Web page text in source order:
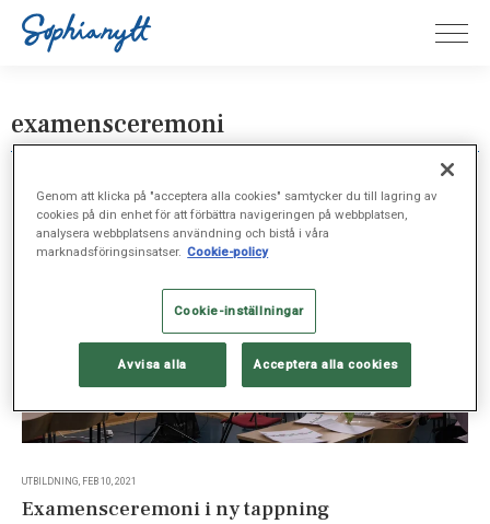
examensceremoni
UTBILDNING, FEB 10, 2021
Examensceremoni i ny tappning
Genom att klicka på "acceptera alla cookies" samtycker du till lagring av
cookies på din enhet för att förbättra navigeringen på webbplatsen,
analysera webbplatsens användning och bistå i våra
marknadsföringsinsatser. Cookie-policy
Cookie-inställningar
Avvisa alla Acceptera alla cookies